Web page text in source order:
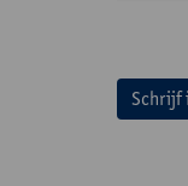
Schrijf